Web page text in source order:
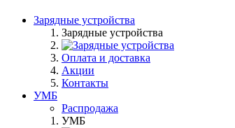
Зарядные устройства
Зарядные устройства
Оплата и доставка
Акции
Контакты
УМБ
Распродажа
УМБ